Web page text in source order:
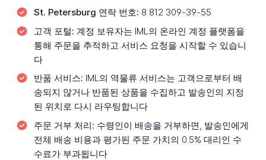
St. Petersburg 연락 번호: 8 812 309-39-55
고객 포털: 계정 보유자는 IML의 온라인 계정 플랫폼을
통해 주문을 추적하고 서비스 요청을 시작할 수 있습니
다
반품 서비스: IML의 역물류 서비스는 고객으로부터 배
송되지 않거나 반품된 상품을 수집하고 발송인의 지정
된 위치로 다시 라우팅합니다
주문 거부 처리: 수령인이 배송을 거부하면, 발송인에게
전체 배송 비용과 평가된 주문 가치의 0.5% 대리인 수
수료가 부과됩니다